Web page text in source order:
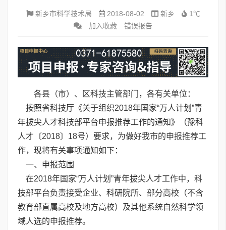
新乡市科学技术局 2018-08-02 新乡
1℃
加入收藏
错误报告
各县（市）、区科技主管部门，各有关单位：
按照省科技厅《关于组织2018年国家“万人计划”青
年拔尖人才科技部平台申报推荐工作的通知》（豫科
人才〔2018〕18号）要求，为做好我市的申报推荐工
作，现将有关事项通知如下：
一、申报范围
在2018年国家“万人计划”青年拔尖人才工作中，科
技部平台负责接受企业、科研院所、部分高校（不含
教育部直属高校及地方高校）及其他系统自然科学领
域人选的申报推荐。